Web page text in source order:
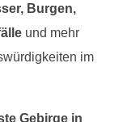
Burgen,
und mehr
im
Gebirge in